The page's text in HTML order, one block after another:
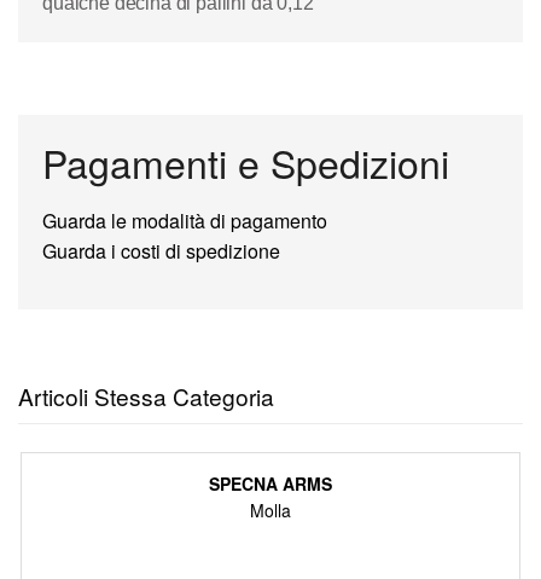
Pagamenti e Spedizioni
Guarda le modalità di pagamento
Guarda i costi di spedizione
Articoli Stessa Categoria
SPECNA ARMS
Molla